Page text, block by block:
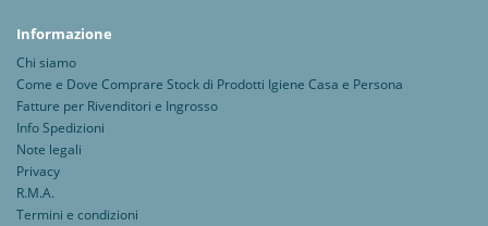
Informazione
Chi siamo
Come e Dove Comprare Stock di Prodotti Igiene Casa e Persona
Fatture per Rivenditori e Ingrosso
Info Spedizioni
Note legali
Privacy
R.M.A.
Termini e condizioni